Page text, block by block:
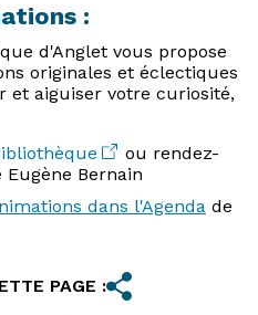
:
d'Anglet vous propose
originales et éclectiques
et aiguiser votre curiosité,
ou rendez-
Bernain
dans l'Agenda de
PAGE :